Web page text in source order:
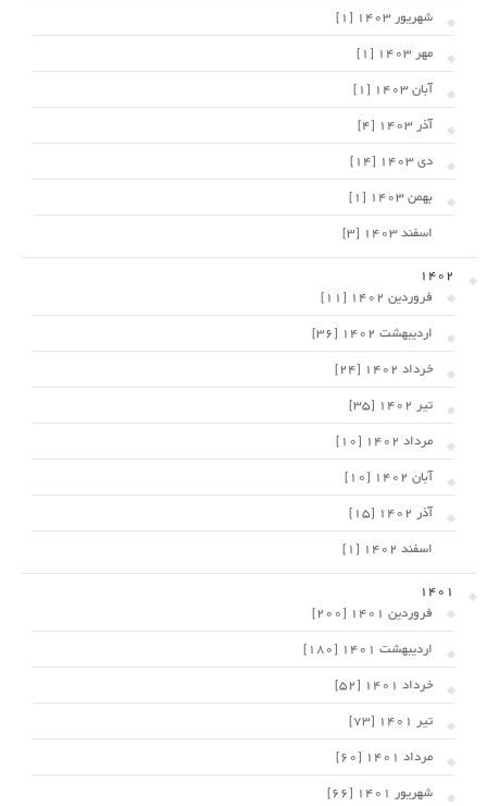
شهریور 1403 [1]
مهر 1403 [1]
آبان 1403 [1]
آذر 1403 [4]
دی 1403 [14]
بهمن 1403 [1]
اسفند 1403 [3]
1402
فروردین 1402 [11]
اردیبهشت 1402 [36]
خرداد 1402 [24]
تیر 1402 [35]
مرداد 1402 [10]
آبان 1402 [10]
آذر 1402 [15]
اسفند 1402 [1]
1401
فروردین 1401 [200]
اردیبهشت 1401 [180]
خرداد 1401 [52]
تیر 1401 [73]
مرداد 1401 [60]
شهریور 1401 [66]